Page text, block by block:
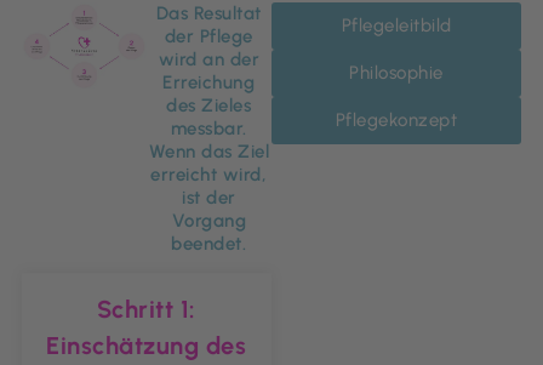
Das Resultat
der Pflege
wird an der
Erreichung
des Zieles
messbar.
Wenn das Ziel
erreicht wird,
ist der
Vorgang
beendet.
Schritt 1:
Einschätzung des
Pflegeleitbild
Philosophie
Pflegekonzept